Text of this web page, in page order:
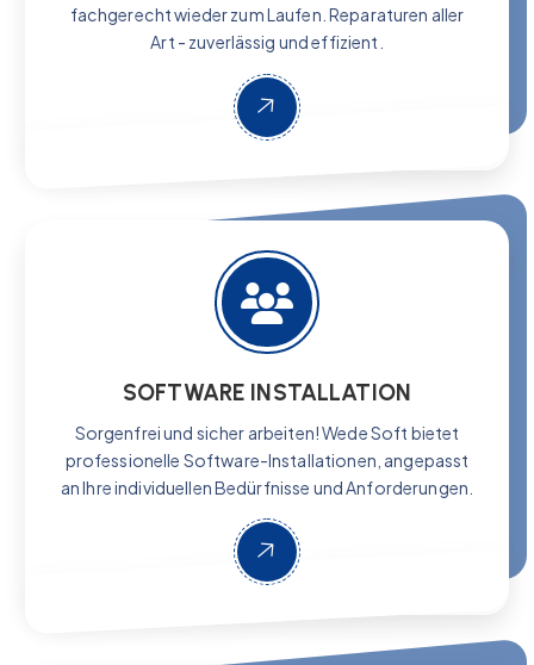
fachgerecht wieder zum Laufen. Reparaturen aller
Art - zuverlässig und effizient.
SOFTWARE INSTALLATION
Sorgenfrei und sicher arbeiten! Wede Soft bietet
professionelle Software-Installationen, angepasst
an Ihre individuellen Bedürfnisse und Anforderungen.